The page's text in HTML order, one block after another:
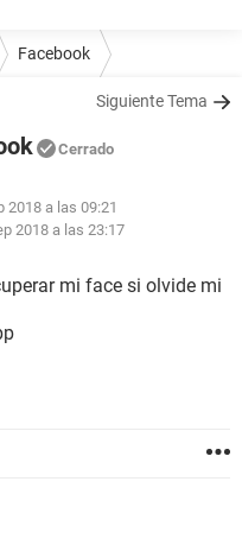
Facebook
Siguiente Tema
Cerrado
2018 a las 09:21
2018 a las 23:17
mi face si olvide mi